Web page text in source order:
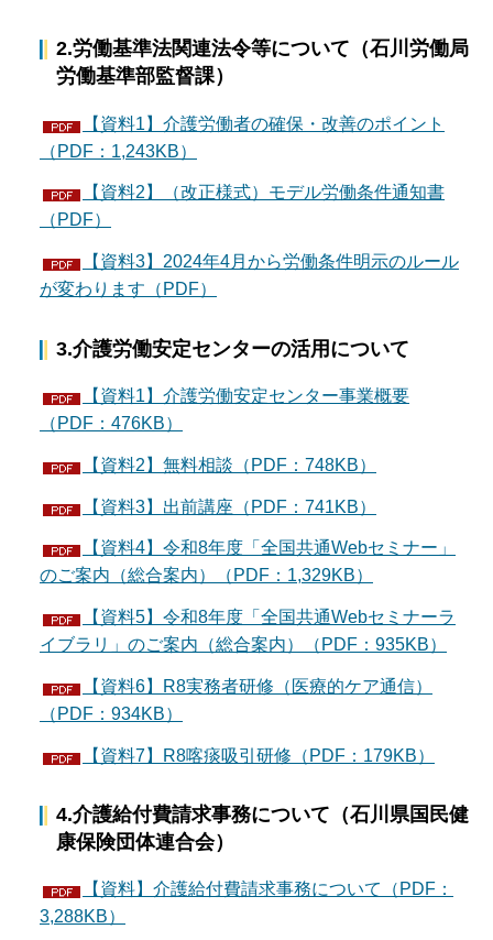
2.労働基準法関連法令等について（石川労働局
労働基準部監督課）
【資料1】介護労働者の確保・改善のポイント
（PDF：1,243KB）
【資料2】（改正様式）モデル労働条件通知書
（PDF）
【資料3】2024年4月から労働条件明示のルール
が変わります（PDF）
3.介護労働安定センターの活用について
【資料1】介護労働安定センター事業概要
（PDF：476KB）
【資料2】無料相談（PDF：748KB）
【資料3】出前講座（PDF：741KB）
【資料4】令和8年度「全国共通Webセミナー」
のご案内（総合案内）（PDF：1,329KB）
【資料5】令和8年度「全国共通Webセミナーラ
イブラリ」のご案内（総合案内）（PDF：935KB）
【資料6】R8実務者研修（医療的ケア通信）
（PDF：934KB）
【資料7】R8喀痰吸引研修（PDF：179KB）
4.介護給付費請求事務について（石川県国民健
康保険団体連合会）
【資料】介護給付費請求事務について（PDF：
3,288KB）